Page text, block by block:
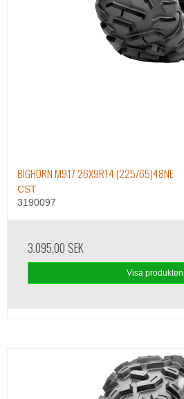
BIGHORN M917 26X9R14 (225/65)48NE
CST
3190097
3.095,00 SEK
Visa produkten